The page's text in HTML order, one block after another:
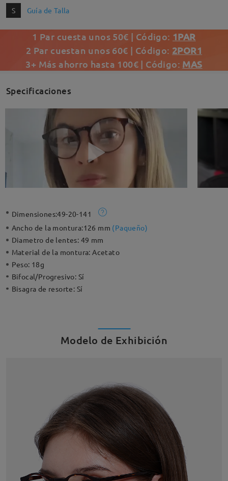
S Guía de Talla
1 Par cuesta unos 50€ | Código: 1PAR
2 Par cuestan unos 60€ | Código: 2POR1
3+ Más ahorro hasta 100€ | Código: MAS
Specificaciones
Dimensiones:49-20-141
Ancho de la montura:126 mm (Paqueño)
Diametro de lentes: 49 mm
Material de la montura:Acetato
Peso: 18g
Bifocal/Progresivo: Sí
Bisagra de resorte: Sí
Modelo de Exhibición